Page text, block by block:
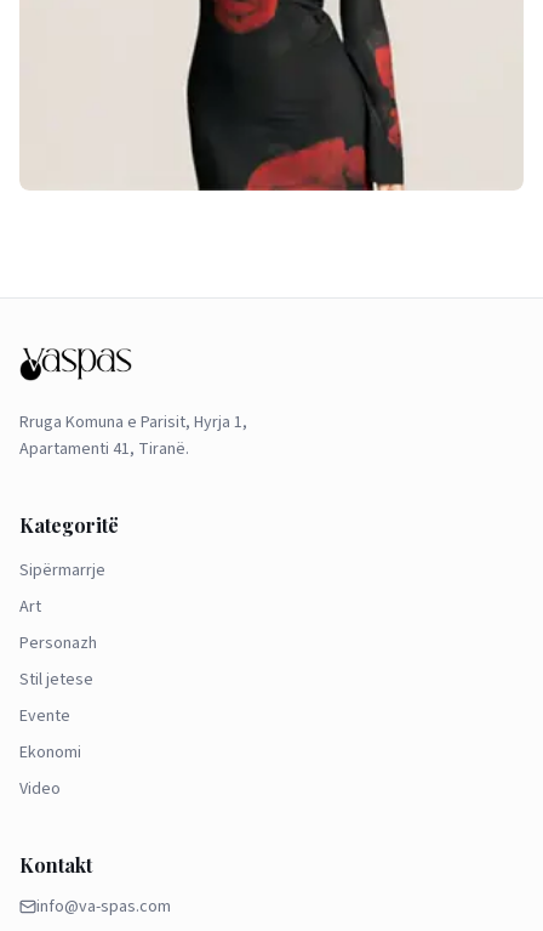
Rruga Komuna e Parisit, Hyrja 1,
Apartamenti 41, Tiranë.
Kategoritë
Sipërmarrje
Art
Personazh
Stil jetese
Evente
Ekonomi
Video
Kontakt
info@va-spas.com